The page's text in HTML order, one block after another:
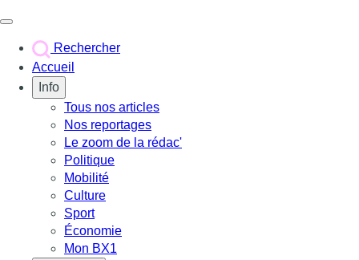
Rechercher
Accueil
Info
Tous nos articles
Nos reportages
Le zoom de la rédac'
Politique
Mobilité
Culture
Sport
Économie
Mon BX1